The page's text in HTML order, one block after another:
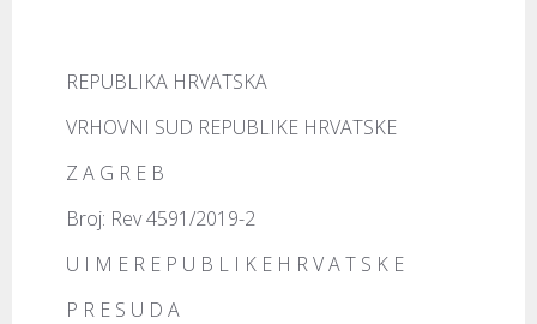
REPUBLIKA HRVATSKA
VRHOVNI SUD REPUBLIKE HRVATSKE
Z A G R E B
Broj: Rev 4591/2019-2
U I M E R E P U B L I K E H R V A T S K E
P R E S U D A